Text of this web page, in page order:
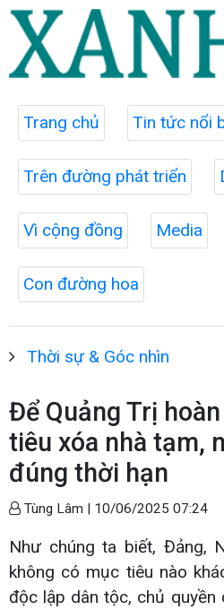
Trang chủ Tin tức nổi
Trên đường phát triển
Vì cộng đồng Media
Con đường hoa
Thời sự & Góc nhìn
Để Quảng Trị
tiêu xóa nhà tạm,
đúng thời hạn
Tùng Lâm | 10/06/2025 07:24
Như chúng ta biết, Đảng,
không có mục tiêu nào
độc lập dân tộc, chủ